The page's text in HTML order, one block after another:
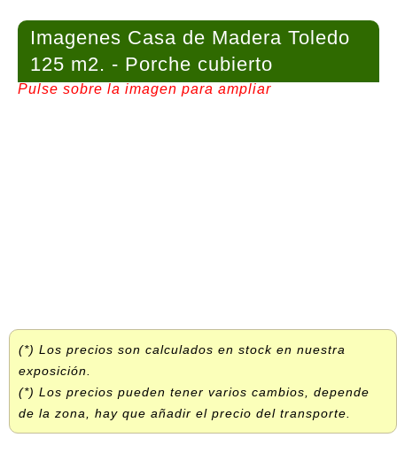
Imagenes Casa de Madera Toledo
125 m2. - Porche cubierto
Pulse sobre la imagen para ampliar
(*) Los precios son calculados en stock en nuestra
exposición.
(*) Los precios pueden tener varios cambios, depende
de la zona, hay que añadir el precio del transporte.